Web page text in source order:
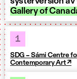
Gallery of
1
SDG – Sámi Centre
Contemporary Art ↗